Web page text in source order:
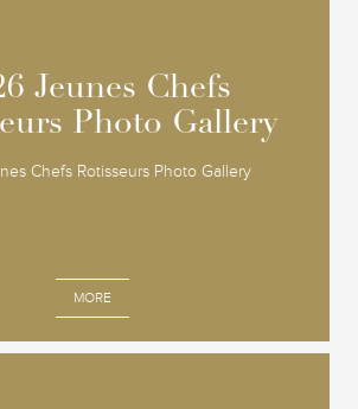
Jeunes Chefs
Photo Gallery
Chefs Rotisseurs Photo Gallery
MORE
Jeunes Chefs
Photo Gallery